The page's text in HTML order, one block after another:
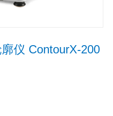
仪 ContourX-200